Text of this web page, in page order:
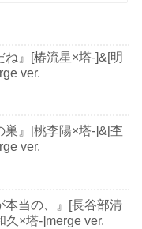
ね』[椿流星×塔-]&[明
ver.
巣』[桃李陽×塔-]&[杢
ver.
本当の、』[長谷部清
久×塔-]merge ver.